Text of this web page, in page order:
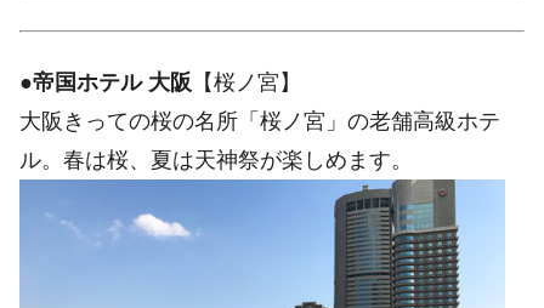
●帝国ホテル 大阪 【桜ノ宮】
大阪きっての桜の名所「桜ノ宮」の老舗高級ホテ
ル。春は桜、夏は天神祭が楽しめます。